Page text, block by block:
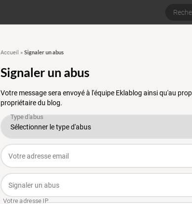
Accueil » Signaler un abus
Signaler un abus
Votre message sera envoyé à l'équipe Eklablog ainsi qu'au
propriétaire du blog.